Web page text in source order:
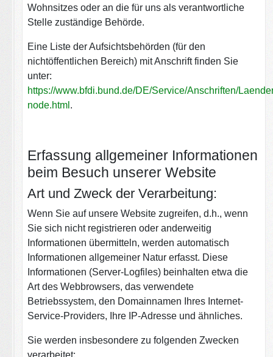
Wohnsitzes oder an die für uns als verantwortliche
Stelle zuständige Behörde.
Eine Liste der Aufsichtsbehörden (für den
nichtöffentlichen Bereich) mit Anschrift finden Sie
unter:
https://www.bfdi.bund.de/DE/Service/Anschriften/
node.html .
Erfassung allgemeiner Informationen
beim Besuch unserer Website
Art und Zweck der Verarbeitung:
Wenn Sie auf unsere Website zugreifen, d.h., wenn
Sie sich nicht registrieren oder anderweitig
Informationen übermitteln, werden automatisch
Informationen allgemeiner Natur erfasst. Diese
Informationen (Server-Logfiles) beinhalten etwa die
Art des Webbrowsers, das verwendete
Betriebssystem, den Domainnamen Ihres Internet-
Service-Providers, Ihre IP-Adresse und ähnliches.
Sie werden insbesondere zu folgenden Zwecken
verarbeitet: